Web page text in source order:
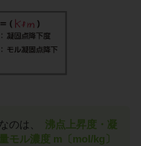
のは、
沸点上昇度・凝
モル濃度 m〔mol/kg〕